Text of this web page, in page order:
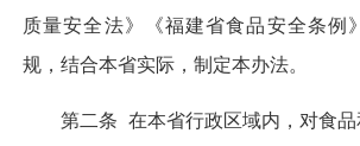
质量安全法》《福建省食品安全条例
规，结合本省实际，制定本办法。
第二条 在本省行政区域内，对食